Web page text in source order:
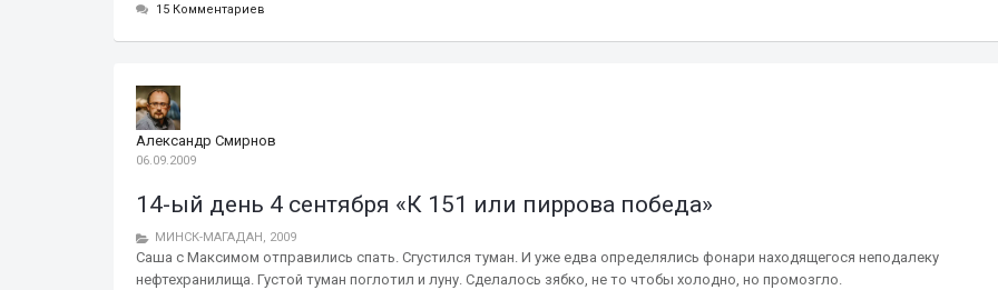
15 Комментариев
Александр Смирнов
06.09.2009
14-ый день 4 сентября «К 151 или пиррова победа»
МИНСК-МАГАДАН, 2009
Саша с Максимом отправились спать. Сгустился туман. И уже едва определялись фонари находящегося неподалеку
нефтехранилища. Густой туман поглотил и луну. Сделалось зябко, не то чтобы холодно, но промозгло.